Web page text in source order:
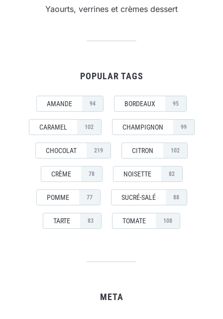
Yaourts, verrines et crèmes dessert
POPULAR TAGS
AMANDE 94 BORDEAUX 95
CARAMEL 102 CHAMPIGNON 99
CHOCOLAT 219 CITRON 102
CRÈME 78 NOISETTE 82
POMME 77 SUCRÉ-SALÉ 88
TARTE 83 TOMATE 108
META